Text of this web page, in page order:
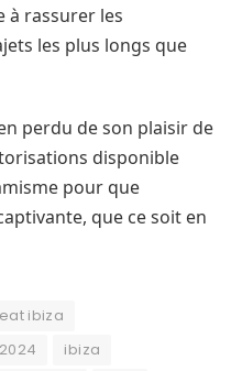
à rassurer les
les plus longs que
perdu de son plaisir de
disponible
pour que
que ce soit en
ibiza
ibiza